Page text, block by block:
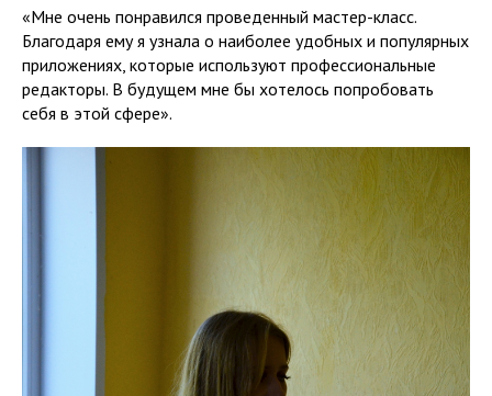
«Мне очень понравился проведенный мастер-класс.
Благодаря ему я узнала о наиболее удобных и популярных
приложениях, которые используют профессиональные
редакторы. В будущем мне бы хотелось попробовать
себя в этой сфере».